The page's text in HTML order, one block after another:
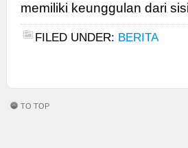
memiliki keunggulan dari
FILED UNDER: BERITA
TO TOP